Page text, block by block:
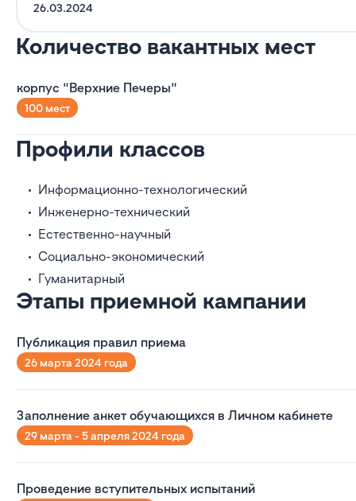
26.03.2024
Количество вакантных мест
корпус "Верхние Печеры"
100 мест
Профили классов
Информационно-технологический
Инженерно-технический
Естественно-научный
Социально-экономический
Гуманитарный
Этапы приемной кампании
Публикация правил приема
26 марта 2024 года
Заполнение анкет обучающихся в Личном кабинете
29 марта - 5 апреля 2024 года
Проведение вступительных испытаний